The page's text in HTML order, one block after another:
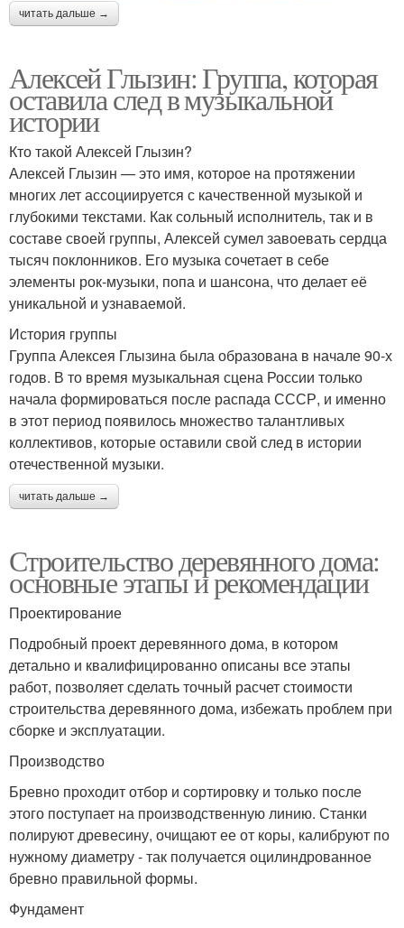
читать дальше →
Алексей Глызин: Группа, которая
оставила след в музыкальной
истории
Кто такой Алексей Глызин?
Алексей Глызин — это имя, которое на протяжении
многих лет ассоциируется с качественной музыкой и
глубокими текстами. Как сольный исполнитель, так и в
составе своей группы, Алексей сумел завоевать сердца
тысяч поклонников. Его музыка сочетает в себе
элементы рок-музыки, попа и шансона, что делает её
уникальной и узнаваемой.
История группы
Группа Алексея Глызина была образована в начале 90-х
годов. В то время музыкальная сцена России только
начала формироваться после распада СССР, и именно
в этот период появилось множество талантливых
коллективов, которые оставили свой след в истории
отечественной музыки.
читать дальше →
Строительство деревянного дома:
основные этапы и рекомендации
Проектирование
Подробный проект деревянного дома, в котором
детально и квалифицированно описаны все этапы
работ, позволяет сделать точный расчет стоимости
строительства деревянного дома, избежать проблем при
сборке и эксплуатации.
Производство
Бревно проходит отбор и сортировку и только после
этого поступает на производственную линию. Станки
полируют древесину, очищают ее от коры, калибруют по
нужному диаметру - так получается оцилиндрованное
бревно правильной формы.
Фундамент